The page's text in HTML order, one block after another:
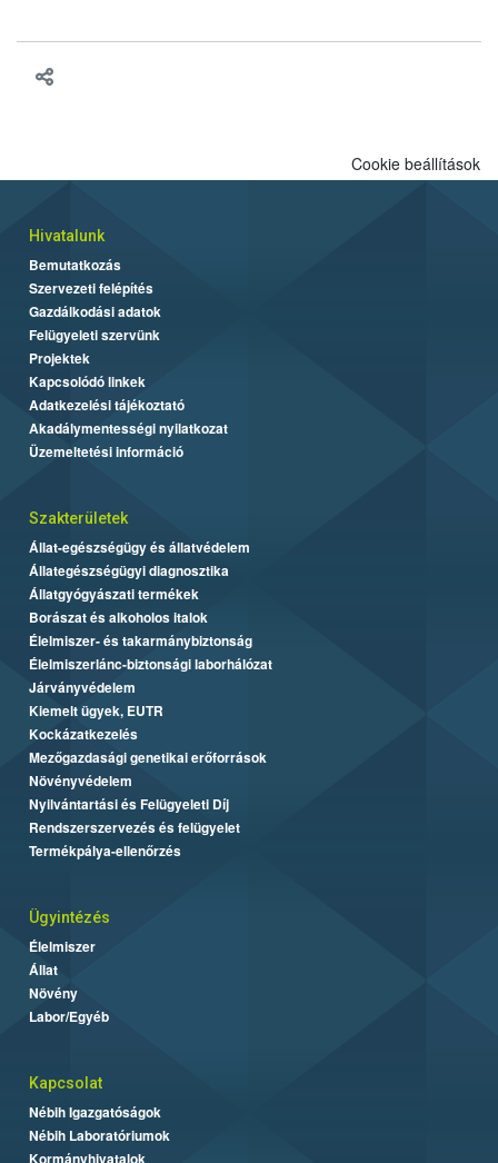
Cookie beállítások
Hivatalunk
Bemutatkozás
Szervezeti felépítés
Gazdálkodási adatok
Felügyeleti szervünk
Projektek
Kapcsolódó linkek
Adatkezelési tájékoztató
Akadálymentességi nyilatkozat
Üzemeltetési információ
Szakterületek
Állat-egészségügy és állatvédelem
Állategészségügyi diagnosztika
Állatgyógyászati termékek
Borászat és alkoholos italok
Élelmiszer- és takarmánybiztonság
Élelmiszerlánc-biztonsági laborhálózat
Járványvédelem
Kiemelt ügyek, EUTR
Kockázatkezelés
Mezőgazdasági genetikai erőforrások
Növényvédelem
Nyilvántartási és Felügyeleti Díj
Rendszerszervezés és felügyelet
Termékpálya-ellenőrzés
Ügyintézés
Élelmiszer
Állat
Növény
Labor/Egyéb
Kapcsolat
Nébih Igazgatóságok
Nébih Laboratóriumok
Kormányhivatalok